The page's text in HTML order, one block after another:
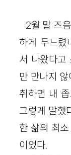
2월 말 즈
하게 두드렸
서 나왔다고
만 만나지
취하면 내
그렇게 말했
한 삶의 최
이었다.